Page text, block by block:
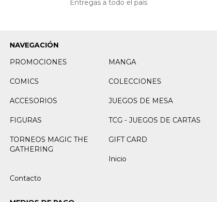
Entregas a todo el país
NAVEGACIÓN
PROMOCIONES
MANGA
COMICS COLECCIONES
ACCESORIOS JUEGOS DE MESA
FIGURAS TCG - JUEGOS DE CARTAS
TORNEOS MAGIC THE
GATHERING
GIFT CARD
Inicio
Contacto